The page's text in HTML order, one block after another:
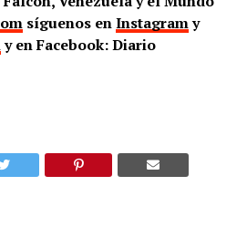
síguenos enInstagramy
y en Facebook: Diario